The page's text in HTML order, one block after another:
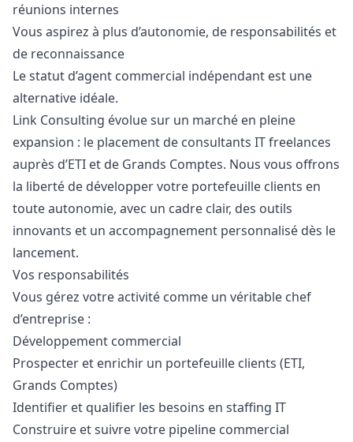
réunions internes
Vous aspirez à plus d’autonomie, de responsabilités et
de reconnaissance
Le statut d’agent commercial indépendant est une
alternative idéale.
Link Consulting évolue sur un marché en pleine
expansion : le placement de consultants IT freelances
auprès d’ETI et de Grands Comptes. Nous vous offrons
la liberté de développer votre portefeuille clients en
toute autonomie, avec un cadre clair, des outils
innovants et un accompagnement personnalisé dès le
lancement.
Vos responsabilités
Vous gérez votre activité comme un véritable chef
d’entreprise :
Développement commercial
Prospecter et enrichir un portefeuille clients (ETI,
Grands Comptes)
Identifier et qualifier les besoins en staffing IT
Construire et suivre votre pipeline commercial